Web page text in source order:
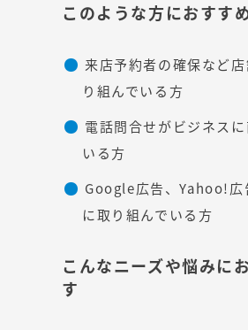
このような方におすす
来店予約者の確保など
り組んでいる方
電話問合せがビジネス
いる方
Google広告、Yahoo!広
に取り組んでいる方
こんなニーズや悩みに
す